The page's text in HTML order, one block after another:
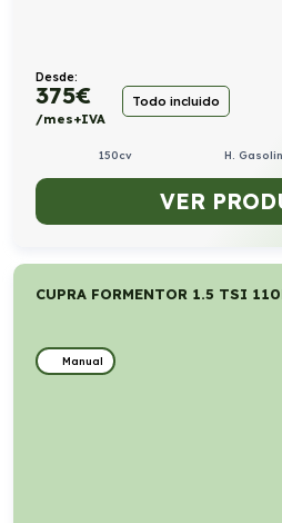
Desde:
375€
/mes+IVA
Todo incluido
150cv H.
VER
CUPRA FORMENTOR 1.5 TSI
Manual